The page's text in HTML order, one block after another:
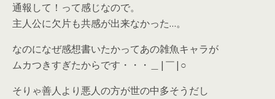
通報して！って感じなので。
主人公に欠片も共感が出来なかった…。
なのになぜ感想書いたかってあの雑魚キャラが
ムカつきすぎたからです・・・＿|￣|○
そりゃ善人より悪人の方が世の中多そうだし